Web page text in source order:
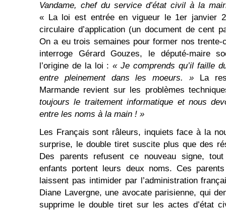
Vandame, chef du service d’état civil à la
« La loi est entrée en vigueur le 1er janvier
circulaire d’application (un document de cent
On a eu trois semaines pour former nos trente-
interroge Gérard Gouzes, le député-maire
l’origine de la loi :«Je comprends qu’il faille
entre pleinement dans les moeurs. » La
Marmande revient sur les problèmes
toujours le traitement informatique et nous
entre les noms à la main ! »
Les Français sont râleurs, inquiets face à la
surprise, le double tiret suscite plus que des
Des parents refusent ce nouveau signe,
enfants portent leurs deux noms. Ces
laissent pas intimider par l’administration
Diane Lavergne, une avocate parisienne, qui
supprime le double tiret sur les actes d’état